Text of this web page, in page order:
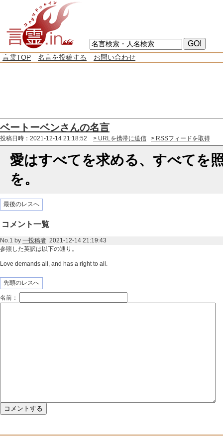
言霊TOP 名言を投稿する お問い合わせ
ベートーベンさんの名言
投稿日時：2021-12-14 21:18:52 > URLを携帯に送信 > RSSフィードを取得
愛はすべてを求める、すべてを
を。
最後のレスへ
コメント一覧
No.1 by 一投稿者 2021-12-14 21:19:43
参照した英訳は以下の通り。
Love demands all, and has a right to all.
先頭のレスへ
名前：